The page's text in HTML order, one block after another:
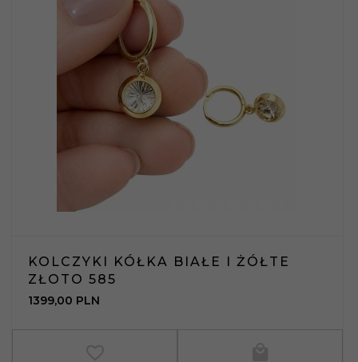
KOLCZYKI KÓŁKA BIAŁE I ŻÓŁTE
ZŁOTO 585
1399,00 PLN